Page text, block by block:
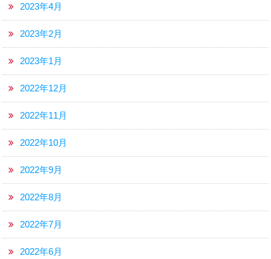
2023年4月
2023年2月
2023年1月
2022年12月
2022年11月
2022年10月
2022年9月
2022年8月
2022年7月
2022年6月